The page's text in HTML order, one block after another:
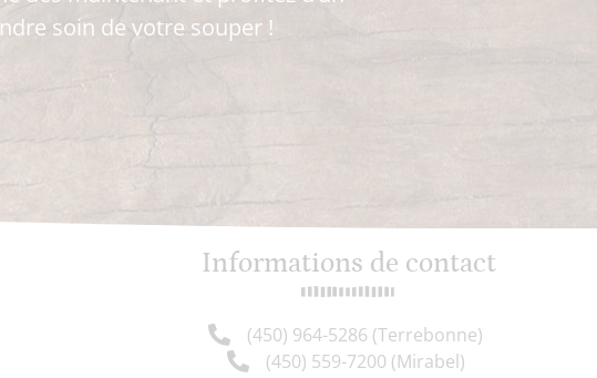
soin de votre souper !
Informations de contact
(450) 964-5286 (Terrebonne)
(450) 559-7200 (Mirabel)